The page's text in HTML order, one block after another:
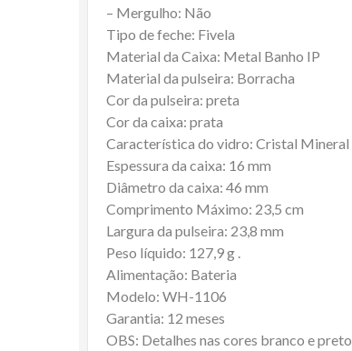
– Mergulho: Não
Tipo de feche: Fivela
Material da Caixa: Metal Banho IP
Material da pulseira: Borracha
Cor da pulseira: preta
Cor da caixa: prata
Característica do vidro: Cristal Mineral
Espessura da caixa: 16 mm
Diâmetro da caixa: 46 mm
Comprimento Máximo: 23,5 cm
Largura da pulseira: 23,8 mm
Peso líquido: 127,9 g .
Alimentação: Bateria
Modelo: WH-1106
Garantia: 12 meses
OBS: Detalhes nas cores branco e preto